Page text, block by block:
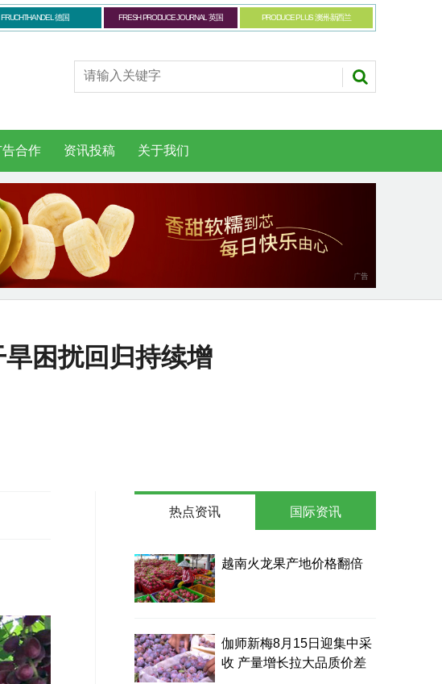
FRUCHTHANDEL 德国 FRESH PRODUCE JOURNAL 英国 PRODUCE PLUS 澳洲-新西兰
告合作 资讯投稿 关于我们
困扰回归持续增
热点资讯
越南火龙果产地价格翻倍
伽师新梅8月15日迎集中采
收 产量增长拉大品质价差
国际资讯